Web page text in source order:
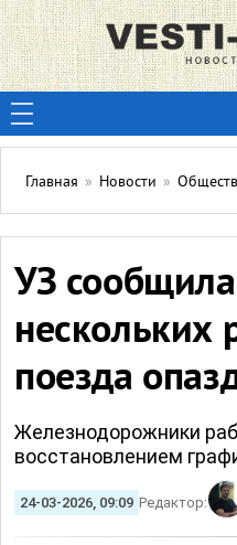
Главная » Новости »
УЗ
нескольких
поезда
Железнодорожники
восстановлением
24-03-2026, 09:09 Редактор: